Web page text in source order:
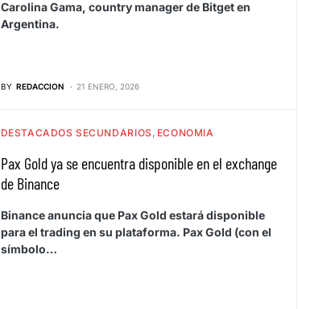
Carolina Gama, country manager de Bitget en
Argentina.
BY REDACCION 21 ENERO, 2026
DESTACADOS SECUNDARIOS ECONOMIA
Pax Gold ya se encuentra disponible en el exchange
de Binance
Binance anuncia que Pax Gold estará disponible
para el trading en su plataforma. Pax Gold (con el
símbolo…